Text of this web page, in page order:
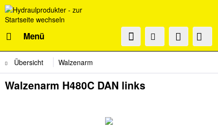
Menü
Übersicht Walzenarm
Walzenarm H480C DAN links